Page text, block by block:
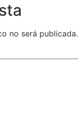
no será publicada.